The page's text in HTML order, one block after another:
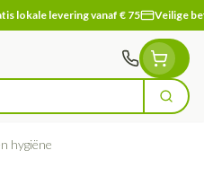
lokale levering vanaf € 75 Veilige
Zoek
hygiëne